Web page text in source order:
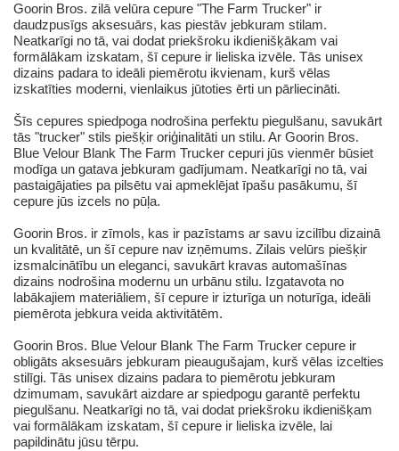
Goorin Bros. zilā velūra cepure "The Farm Trucker" ir
daudzpusīgs aksesuārs, kas piestāv jebkuram stilam.
Neatkarīgi no tā, vai dodat priekšroku ikdienišķākam vai
formālākam izskatam, šī cepure ir lieliska izvēle. Tās unisex
dizains padara to ideāli piemērotu ikvienam, kurš vēlas
izskatīties moderni, vienlaikus jūtoties ērti un pārliecināti.
Šīs cepures spiedpoga nodrošina perfektu piegulšanu, savukārt
tās "trucker" stils piešķir oriģinalitāti un stilu. Ar Goorin Bros.
Blue Velour Blank The Farm Trucker cepuri jūs vienmēr būsiet
modīga un gatava jebkuram gadījumam. Neatkarīgi no tā, vai
pastaigājaties pa pilsētu vai apmeklējat īpašu pasākumu, šī
cepure jūs izcels no pūļa.
Goorin Bros. ir zīmols, kas ir pazīstams ar savu izcilību dizainā
un kvalitātē, un šī cepure nav izņēmums. Zilais velūrs piešķir
izsmalcinātību un eleganci, savukārt kravas automašīnas
dizains nodrošina modernu un urbānu stilu. Izgatavota no
labākajiem materiāliem, šī cepure ir izturīga un noturīga, ideāli
piemērota jebkura veida aktivitātēm.
Goorin Bros. Blue Velour Blank The Farm Trucker cepure ir
obligāts aksesuārs jebkuram pieaugušajam, kurš vēlas izcelties
stilīgi. Tās unisex dizains padara to piemērotu jebkuram
dzimumam, savukārt aizdare ar spiedpogu garantē perfektu
piegulšanu. Neatkarīgi no tā, vai dodat priekšroku ikdienišķam
vai formālākam izskatam, šī cepure ir lieliska izvēle, lai
papildinātu jūsu tērpu.